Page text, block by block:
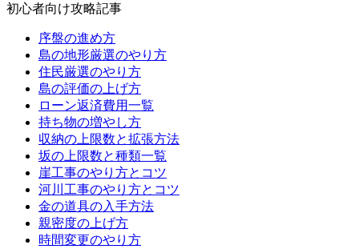
初心者向け攻略記事
序盤の進め方
島の地形厳選のやり方
住民厳選のやり方
島の評価の上げ方
ローン返済費用一覧
持ち物の増やし方
収納の上限数と拡張方法
坂の上限数と種類一覧
崖工事のやり方とコツ
河川工事のやり方とコツ
金の道具の入手方法
親密度の上げ方
時間変更のやり方